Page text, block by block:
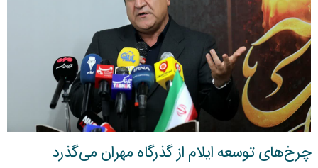
چرخ‌های توسعه ایلام از گذرگاه مهران می‌گذرد